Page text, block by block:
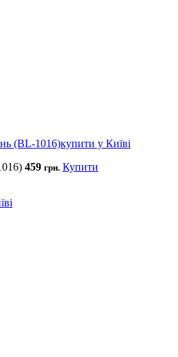
459 грн. Купити